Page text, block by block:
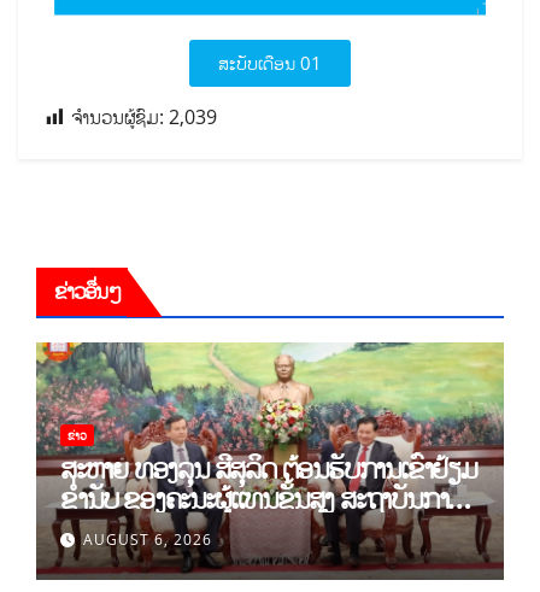
ສະບັບເດືອນ 01
ຈຳນວນຜູ້ຊົມ: 2,039
ຂ່າວອື່ນໆ
ຂ່າວ
ສະຫາຍ ທອງລຸນ ສີສຸລິດ ຕ້ອນຮັບການເຂົ້າຢ້ຽມ
ຂຳ່ນັບ ຂອງຄະນະຜູ້ແທນຂັ້ນສູງ ສະຖາບັນການ
ເມືອງແຫ່ງຊາດ ໂຮ່ຈີມິນ ແລະ ສະຖາບັນບັນດິດ
ວິທະຍາສາດສັງຄົມຫວຽດນາມ
AUGUST 6, 2026